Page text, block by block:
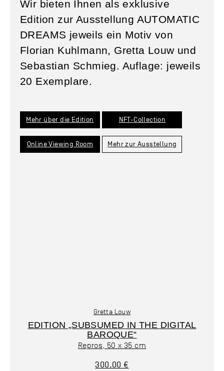
Wir bieten Ihnen als exklusive
Edition zur Ausstellung AUTOMATIC
DREAMS jeweils ein Motiv von
Florian Kuhlmann, Gretta Louw und
Sebastian Schmieg. Auflage: jeweils
20 Exemplare.
Mehr über die Edition NFT-Collection
Online Viewing Room Mehr zur Ausstellung
Gretta Louw
EDITION „SUBSUMED IN THE DIGITAL
BAROQUE“
Repros, 50 x 35 cm
300.00 €